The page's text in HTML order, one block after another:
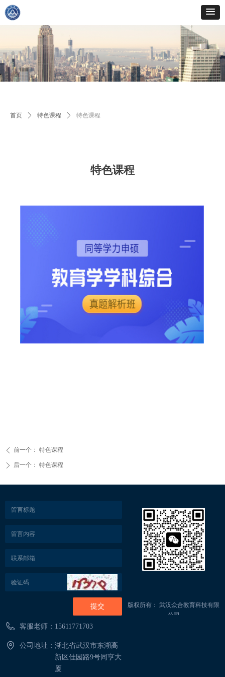
首页 ꄲ 特色课程 ꄲ 特色课程
特色课程
ꄴ 前一个： 特色课程
ꄲ 后一个： 特色课程
提交 版权所有： 武汉众合教育科技有限
公司
客服老师： 15611771703
公司地址： 湖北省武汉市东湖高
新区佳园路9号同亨大
厦